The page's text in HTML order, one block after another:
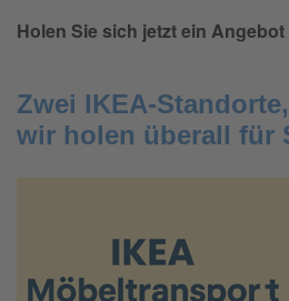
Holen Sie sich jetzt ein
Zwei IKEA-
wir holen überall für